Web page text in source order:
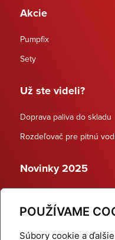
POUŽÍVAME
Súbory cookie a
Akcie
Pumpfix
Sety
Už ste videli?
Doprava paliva do skladu
Rozdeľovač pre pitnú
Novinky 2025
Dynamické termostatické